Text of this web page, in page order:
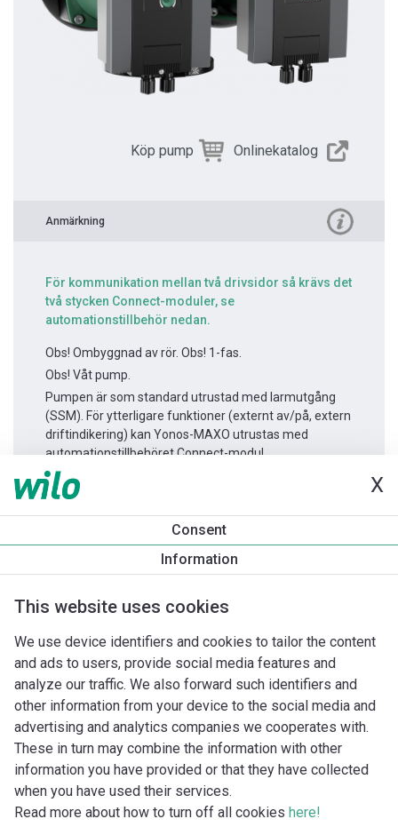
X
Consent
Information
This website uses cookies
We use device identifiers and cookies to tailor the content
and ads to users, provide social media features and
analyze our traffic. We also forward such identifiers and
other information from your device to the social media and
advertising and analytics companies we cooperates with.
These in turn may combine the information with other
information you have provided or that they have collected
when you have used their services.
Read more about how to turn off all cookies here!
Köp pump Onlinekatalog
Anmärkning
För kommunikation mellan två drivsidor så krävs det
två stycken Connect-moduler, se
automationstillbehör nedan.
Obs! Ombyggnad av rör. Obs! 1-fas.
Obs! Våt pump.
Pumpen är som standard utrustad med larmutgång
(SSM). För ytterligare funktioner (externt av/på, extern
driftindikering) kan Yonos-MAXO utrustas med
automationstillbehöret Connect-modul.
Produktinformation